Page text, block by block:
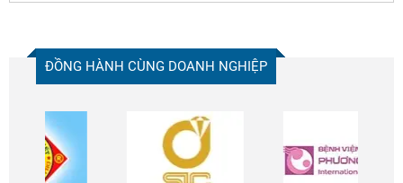
ĐỒNG HÀNH CÙNG DOANH NGHIỆP